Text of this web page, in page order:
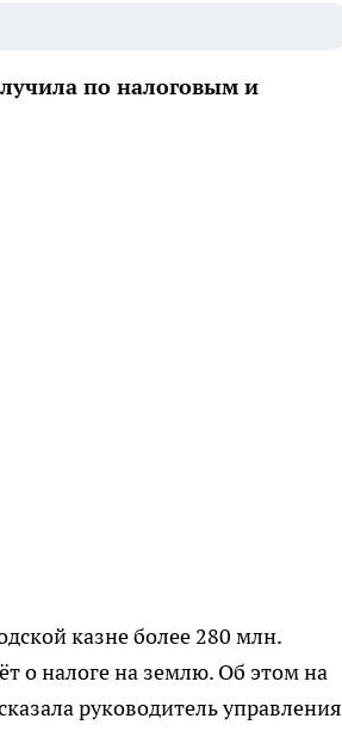
по налоговым и
казне более 280 млн.
о налоге на землю. Об этом на
руководитель управления